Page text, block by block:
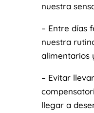
nuestra
– Entre días
nuestra
alimentarios
– Evitar
llegar a